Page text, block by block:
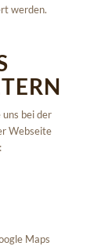
werden.
bei der
Webseite
Maps